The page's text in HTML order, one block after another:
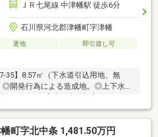
ＪＲ七尾線 中津幡駅 徒歩6分
石川県河北郡津幡町字津幡
更地
即引渡し可
35】8.57㎡（下水道引込用地、無
◎開発行為による造成地。◎上下水道
さい。
町字北中条 1,481.50万円